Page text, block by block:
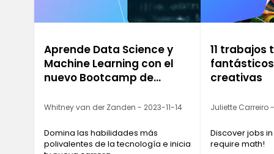
Aprende Data Science y
Machine Learning con el
nuevo Bootcamp de
Whitney van der Zanden - 2023-11-14
Domina las habilidades más
polivalentes de la tecnología e inicia
11 trabajos
creativas
Juliette Carreiro
Discover jobs
require math!